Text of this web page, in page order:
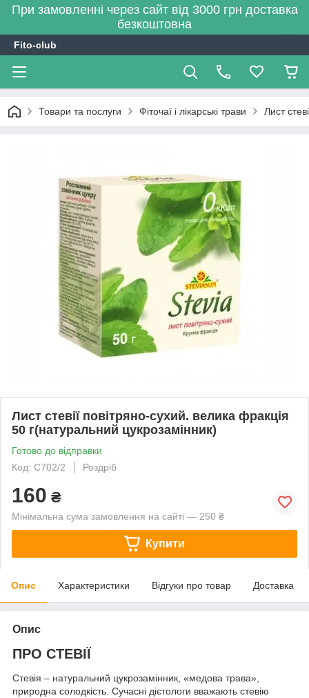
При замовленні через сайт від 3000 грн доставка
безкоштовна
Fito-club
Товари та послуги Фіточаї і лікарські трави Лист
Лист стевії повітряно-сухий. велика фракція
50 г(натуральний цукрозамінник)
Готово до відправки
Код: С702/2
Роздріб
160 ₴
Мінімальна сума замовлення на сайті — 250 ₴
Купити
Опис Характеристики Відгуки про товар Доставка
Опис
ПРО СТЕВІЇ
Стевія – натуральний цукрозамінник, «медова трава»,
природна солодкість. Сучасні дієтологи вважають стевію